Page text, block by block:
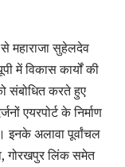
महाराजा सुहेलदेव
में विकास कार्यों की
संबोधित करते हुए
एयरपोर्ट के निर्माण
इनके अलावा पूर्वांचल
गोरखपुर लिंक समेत